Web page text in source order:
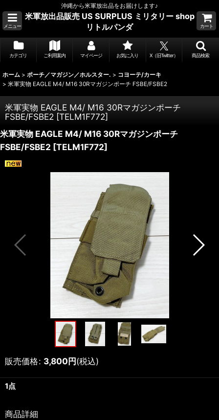
沖縄から米軍放出品をお届けします♪
メニュー
米軍放出品販売 US SURPLUS ミリタリー shop
リトルパンダ
カート
カテゴリ ご利用案内 マイページ お気に入り X（旧Twitter） 商品検索
ホーム > ポーチ／マガジン／ホルスター. > コヨーテ/カーキ
> 米軍実物 EAGLE M4/ M16 30Rマガジンポーチ FSBE/FSBE2
米軍実物 EAGLE M4/ M16 30Rマガジンポーチ
FSBE/FSBE2 [TELM1F772]
米軍実物 EAGLE M4/ M16 30Rマガジンポーチ
FSBE/FSBE2 [TELM1F772]
販売価格: 3,800円(税込)
1点
商品詳細